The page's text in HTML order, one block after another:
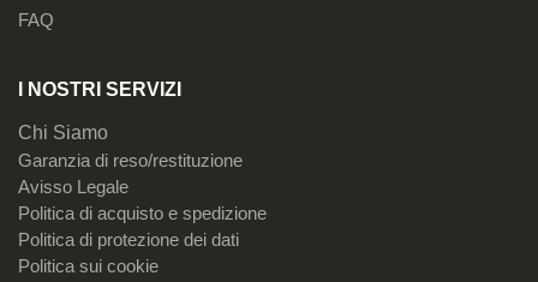
FAQ
I NOSTRI SERVIZI
Chi Siamo
Garanzia di reso/restituzione
Avisso Legale
Politica di acquisto e spedizione
Politica di protezione dei dati
Politica sui cookie